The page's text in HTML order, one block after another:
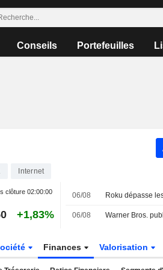
Conseils Portefeuilles
Internet
clôture 02:00:00
+1,83%
06/08
06/08
Finances Valorisation